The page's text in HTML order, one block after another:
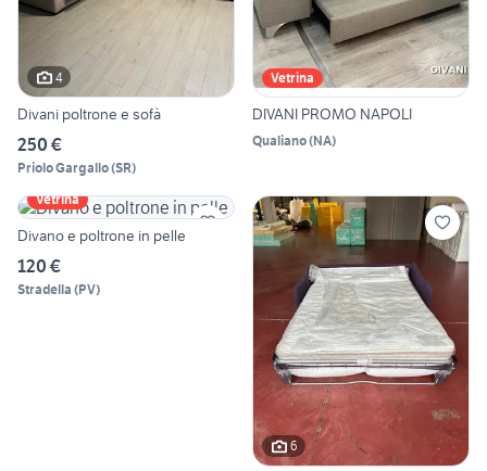
4
Divani poltrone e sofà
250 €
Priolo Gargallo(SR)
Vetrina
DIVANI PROMO NAPOLI
Qualiano(NA)
Vetrina
Divano e poltrone in pelle
120 €
Stradella (PV)
6